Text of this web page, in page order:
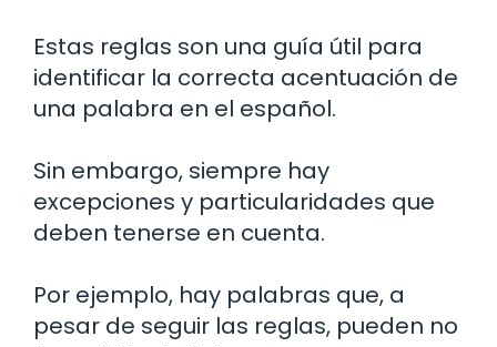
Estas reglas son una guía útil para
identificar la correcta acentuación de
una palabra en el español.
Sin embargo, siempre hay
excepciones y particularidades que
deben tenerse en cuenta.
Por ejemplo, hay palabras que, a
pesar de seguir las reglas, pueden no